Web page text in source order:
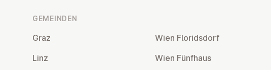
GEMEINDEN
Graz
Linz
Wien Flo­rids­dorf
Wien Fünfhaus